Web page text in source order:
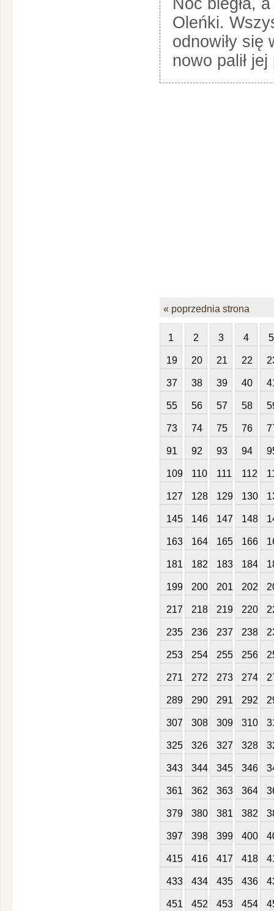
Noc biegła,
Oleńki.
odnowiły się
nowo palił
« poprzednia strona
1 2 3 4 5
19 20 21 22
37 38 39 40
55 56 57 58
73 74 75 76
91 92 93 94
109 110 111 112
127 128 129 130
145 146 147 148
163 164 165 166
181 182 183 184
199 200 201 202
217 218 219 220
235 236 237 238
253 254 255 256
271 272 273 274
289 290 291 292
307 308 309 310
325 326 327 328
343 344 345 346
361 362 363 364
379 380 381 382
397 398 399 400
415 416 417 418
433 434 435 436
451 452 453 454